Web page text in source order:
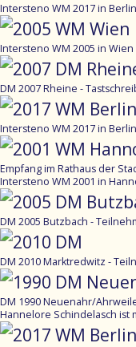
Intersteno WM 2017 in
Intersteno WM 2005 in Wien
DM 2007 Rheine -
Intersteno WM 2017 in
Empfang im Rathaus der
Intersteno WM 2001 in
DM 2005 Butzbach -
DM 2010 Marktredwitz -
DM 1990 Neuenahr/
Hannelore Schindelasch ist